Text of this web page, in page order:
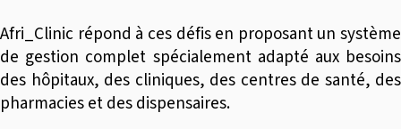
Afri_Clinic répond à ces défis en proposant un système
de gestion complet spécialement adapté aux besoins
des hôpitaux, des cliniques, des centres de santé, des
pharmacies et des dispensaires.